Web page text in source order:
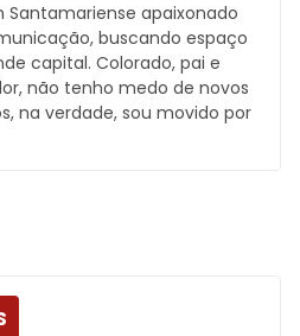
Santamariense apaixonado
buscando espaço
capital. Colorado, pai e
não tenho medo de novos
na verdade, sou movido por